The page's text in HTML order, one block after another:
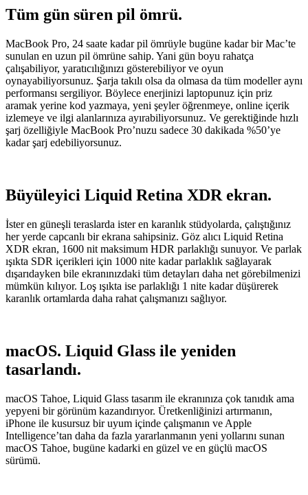
Tüm gün süren pil ömrü.
MacBook Pro, 24 saate kadar pil ömrüyle bugüne kadar bir Mac’te
sunulan en uzun pil ömrüne sahip. Yani gün boyu rahatça
çalışabiliyor, yaratıcılığınızı gösterebiliyor ve oyun
oynayabiliyorsunuz. Şarja takılı olsa da olmasa da tüm modeller aynı
performansı sergiliyor. Böylece enerjinizi laptopunuz için priz
aramak yerine kod yazmaya, yeni şeyler öğrenmeye, online içerik
izlemeye ve ilgi alanlarınıza ayırabiliyorsunuz. Ve gerektiğinde hızlı
şarj özelliğiyle MacBook Pro’nuzu sadece 30 dakikada %50’ye
kadar şarj edebiliyorsunuz.
Büyüleyici Liquid Retina XDR ekran.
İster en güneşli teraslarda ister en karanlık stüdyolarda, çalıştığınız
her yerde capcanlı bir ekrana sahipsiniz. Göz alıcı Liquid Retina
XDR ekran, 1600 nit maksimum HDR parlaklığı sunuyor. Ve parlak
ışıkta SDR içerikleri için 1000 nite kadar parlaklık sağlayarak
dışarıdayken bile ekranınızdaki tüm detayları daha net görebilmenizi
mümkün kılıyor. Loş ışıkta ise parlaklığı 1 nite kadar düşürerek
karanlık ortamlarda daha rahat çalışmanızı sağlıyor.
macOS. Liquid Glass ile yeniden
tasarlandı.
macOS Tahoe, Liquid Glass tasarım ile ekranınıza çok tanıdık ama
yepyeni bir görünüm kazandırıyor. Üretkenliğinizi artırmanın,
iPhone ile kusursuz bir uyum içinde çalışmanın ve Apple
Intelligence’tan daha da fazla yararlanmanın yeni yollarını sunan
macOS Tahoe, bugüne kadarki en güzel ve en güçlü macOS
sürümü.